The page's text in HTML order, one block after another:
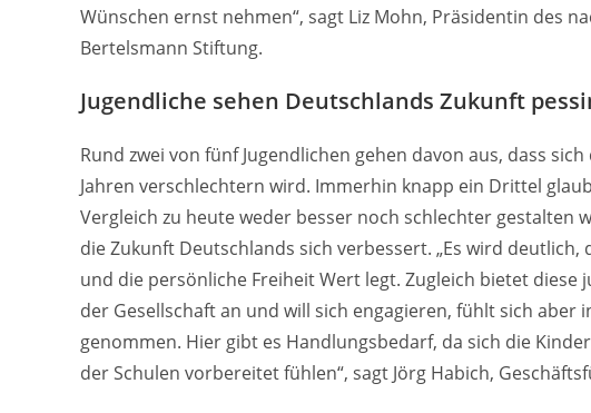
Wünschen ernst nehmen“, sagt Liz Mohn, Präsidentin des
Bertelsmann Stiftung.
Jugendliche sehen Deutschlands Zukunft
Rund zwei von fünf Jugendlichen gehen davon aus, dass
Jahren verschlechtern wird. Immerhin knapp ein Drittel
Vergleich zu heute weder besser noch schlechter gestalten
die Zukunft Deutschlands sich verbessert. „Es wird
und die persönliche Freiheit Wert legt. Zugleich bietet
der Gesellschaft an und will sich engagieren, fühlt sich
genommen. Hier gibt es Handlungsbedarf, da sich die
der Schulen vorbereitet fühlen“, sagt Jörg Habich,